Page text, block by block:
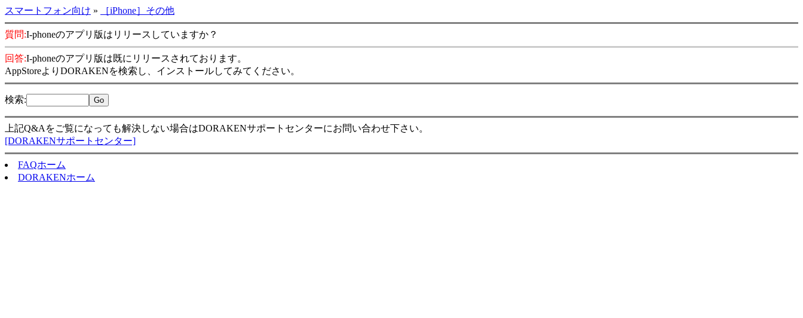
スマートフォン向け » ［iPhone］その他
質問:I-phoneのアプリ版はリリースしていますか？
回答:I-phoneのアプリ版は既にリリースされております。
AppStoreよりDORAKENを検索し、インストールしてみてください。
検索:
上記Q&Aをご覧になっても解決しない場合はDORAKENサポートセンターにお問い合わせ下さい。
[DORAKENサポートセンター]
FAQホーム
DORAKENホーム